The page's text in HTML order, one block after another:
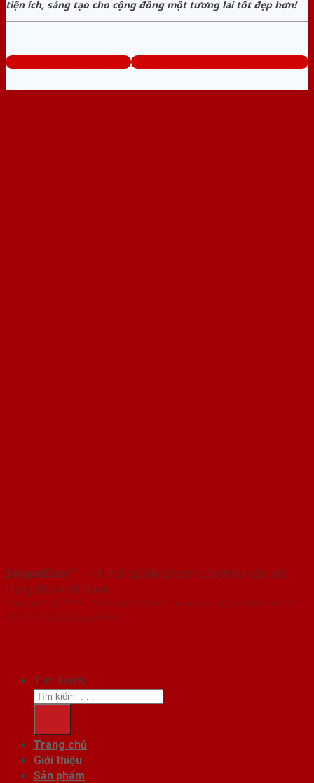
tiện ích, sáng tạo cho cộng đồng một tương lai tốt đẹp hơn!
www.cuathephanquoc.com Tổng đài tư vấn miễn phí: 0824.400.400
SaigonDoor™ - Hệ thống Showroom cửa thép cửa sắt
hàng đầu Việt Nam
Copyright ⓒ 2016 – 2026 SaigonDoor™ - www.cuathephanquoc.com |
Đơn vị chủ quản SaigonDoor
Tìm kiếm:
Trang chủ
Giới thiệu
Sản phẩm